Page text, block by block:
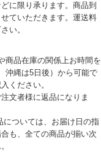
に限り承ります。商品到
ていただきます。運送料
い。
商品在庫の関係上お時間を
沖縄は5日後）から可能で
ください。
文者様に返品になりま
ついては、お届け日の指
も、全ての商品が揃い次